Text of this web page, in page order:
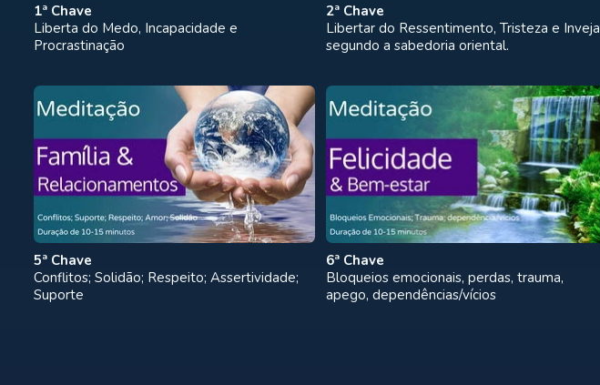
1ª Chave
Liberta do Medo, Incapacidade e
Procrastinação
2ª Chave
Libertar do Ressentimento, Tristeza e Inveja
segundo a sabedoria oriental.
5ª Chave
Conflitos; Solidão; Respeito; Assertividade;
Suporte
6ª Chave
Bloqueios emocionais, perdas, trauma,
apego, dependências/vícios